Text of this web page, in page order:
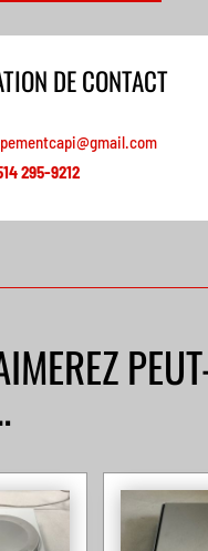
DE CONTACT
295-9212